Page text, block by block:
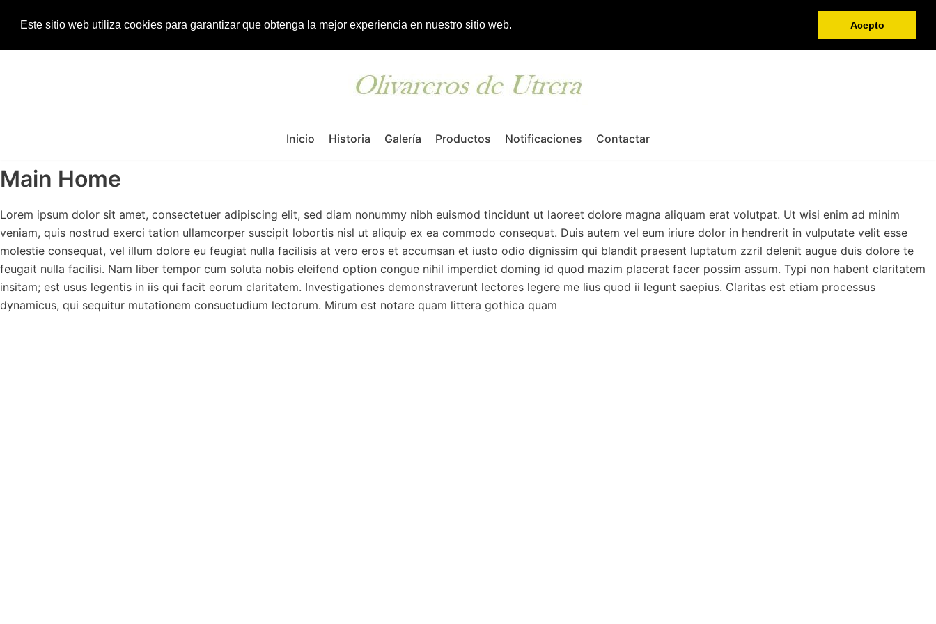
Este sitio web utiliza cookies para garantizar que obtenga la mejor experiencia en nuestro sitio web. Acepto
Inicio Historia Galería Productos Notificaciones Contactar
Main Home
Lorem ipsum dolor sit amet, consectetuer adipiscing elit, sed diam nonummy nibh euismod tincidunt ut laoreet dolore magna aliquam erat volutpat. Ut wisi enim ad minim
veniam, quis nostrud exerci tation ullamcorper suscipit lobortis nisl ut aliquip ex ea commodo consequat. Duis autem vel eum iriure dolor in hendrerit in vulputate velit esse
molestie consequat, vel illum dolore eu feugiat nulla facilisis at vero eros et accumsan et iusto odio dignissim qui blandit praesent luptatum zzril delenit augue duis dolore te
feugait nulla facilisi. Nam liber tempor cum soluta nobis eleifend option congue nihil imperdiet doming id quod mazim placerat facer possim assum. Typi non habent claritatem
insitam; est usus legentis in iis qui facit eorum claritatem. Investigationes demonstraverunt lectores legere me lius quod ii legunt saepius. Claritas est etiam processus
dynamicus, qui sequitur mutationem consuetudium lectorum. Mirum est notare quam littera gothica quam